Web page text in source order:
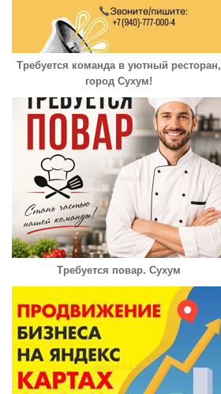
Требуется команда в уютный ресторан,
город Сухум!
Требуется повар. Сухум